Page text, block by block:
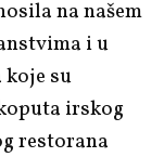
na našem
i u
su
irskog
restorana